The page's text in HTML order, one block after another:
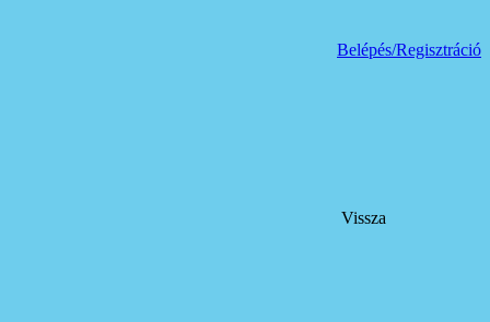
Belépés/Regisztráció
Vissza